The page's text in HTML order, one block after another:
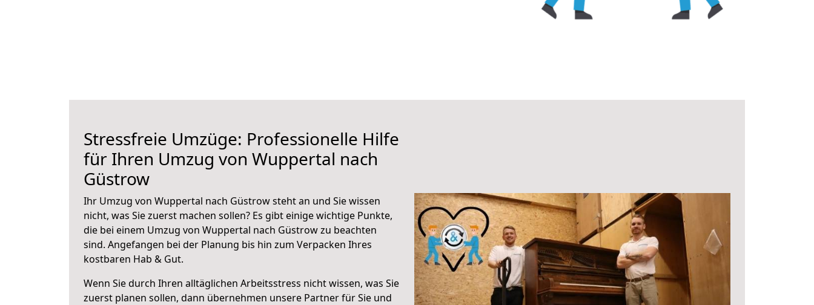
Stressfreie Umzüge: Professionelle Hilfe
für Ihren Umzug von Wuppertal nach
Güstrow
Ihr Umzug von Wuppertal nach Güstrow steht an und Sie wissen
nicht, was Sie zuerst machen sollen? Es gibt einige wichtige Punkte,
die bei einem Umzug von Wuppertal nach Güstrow zu beachten
sind. Angefangen bei der Planung bis hin zum Verpacken Ihres
kostbaren Hab & Gut.
Wenn Sie durch Ihren alltäglichen Arbeitsstress nicht wissen, was Sie
zuerst planen sollen, dann übernehmen unsere Partner für Sie und